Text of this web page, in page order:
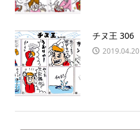
チヌ王 306
2019.04.20